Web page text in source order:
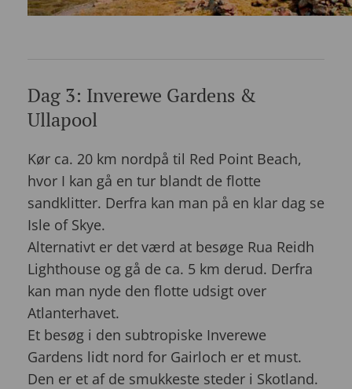
Dag 3: Inverewe Gardens &
Ullapool
Kør ca. 20 km nordpå til Red Point Beach,
hvor I kan gå en tur blandt de flotte
sandklitter. Derfra kan man på en klar dag se
Isle of Skye.
Alternativt er det værd at besøge Rua Reidh
Lighthouse og gå de ca. 5 km derud. Derfra
kan man nyde den flotte udsigt over
Atlanterhavet.
Et besøg i den subtropiske Inverewe
Gardens lidt nord for Gairloch er et must.
Den er et af de smukkeste steder i Skotland.